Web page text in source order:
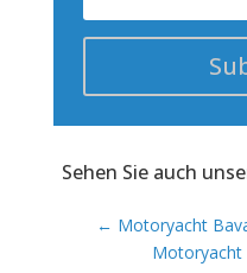
Sehen Sie auch
← Motoryacht
Motoryacht